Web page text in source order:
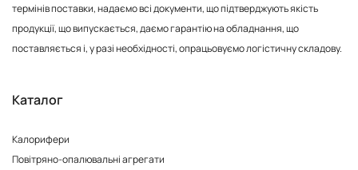
термінів поставки, надаємо всі документи, що підтверджують якість
продукції, що випускається, даємо гарантію на обладнання, що
поставляється і, у разі необхідності, опрацьовуємо логістичну складову.
Каталог
Калорифери
Повітряно-опалювальні агрегати